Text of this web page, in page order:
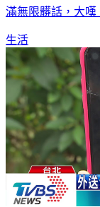
滿無限髒話，大嘆
生活